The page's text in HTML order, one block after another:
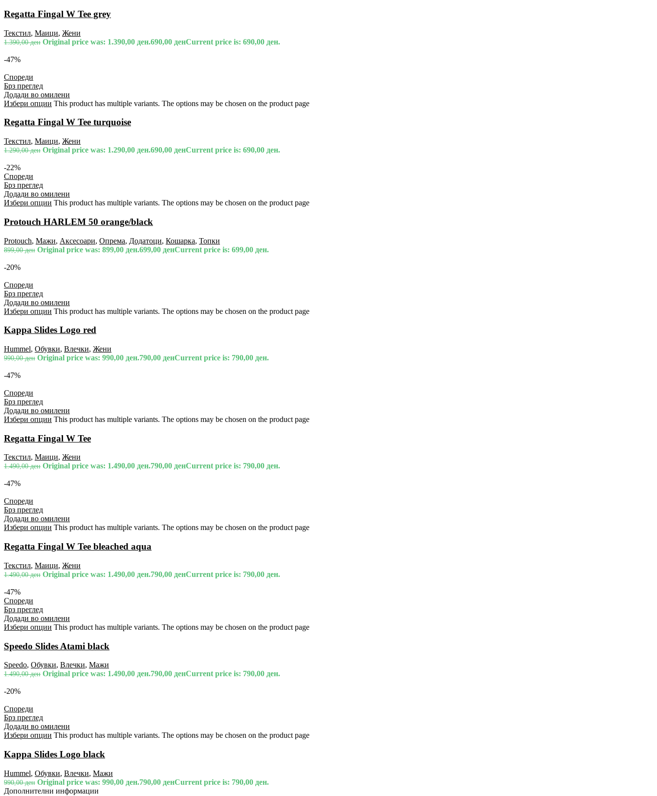
Regatta Fingal W Tee grey
Текстил, Маици, Жени
1.390,00ден Original price was: 1.390,00 ден.690,00 денCurrent price is: 690,00 ден.
-47%
Спореди
Брз преглед
Додади во омилени
Избери опции This product has multiple variants. The options may be chosen on the product page
Regatta Fingal W Tee turquoise
Текстил, Маици, Жени
1.290,00ден Original price was: 1.290,00 ден.690,00 денCurrent price is: 690,00 ден.
-22%
Спореди
Брз преглед
Додади во омилени
Избери опции This product has multiple variants. The options may be chosen on the product page
Protouch HARLEM 50 orange/black
Protouch, Мажи, Аксесоари, Опрема, Додатоци, Кошарка, Топки
899,00ден Original price was: 899,00 ден.699,00 денCurrent price is: 699,00 ден.
-20%
Спореди
Брз преглед
Додади во омилени
Избери опции This product has multiple variants. The options may be chosen on the product page
Kappa Slides Logo red
Hummel, Обувки, Влечки, Жени
990,00ден Original price was: 990,00 ден.790,00 денCurrent price is: 790,00 ден.
-47%
Спореди
Брз преглед
Додади во омилени
Избери опции This product has multiple variants. The options may be chosen on the product page
Regatta Fingal W Tee
Текстил, Маици, Жени
1.490,00ден Original price was: 1.490,00 ден.790,00 денCurrent price is: 790,00 ден.
-47%
Спореди
Брз преглед
Додади во омилени
Избери опции This product has multiple variants. The options may be chosen on the product page
Regatta Fingal W Tee bleached aqua
Текстил, Маици, Жени
1.490,00ден Original price was: 1.490,00 ден.790,00 денCurrent price is: 790,00 ден.
-47%
Спореди
Брз преглед
Додади во омилени
Избери опции This product has multiple variants. The options may be chosen on the product page
Speedo Slides Atami black
Speedo, Обувки, Влечки, Мажи
1.490,00ден Original price was: 1.490,00 ден.790,00 денCurrent price is: 790,00 ден.
-20%
Спореди
Брз преглед
Додади во омилени
Избери опции This product has multiple variants. The options may be chosen on the product page
Kappa Slides Logo black
Hummel, Обувки, Влечки, Мажи
990,00ден Original price was: 990,00 ден.790,00 денCurrent price is: 790,00 ден.
Дополнителни информации